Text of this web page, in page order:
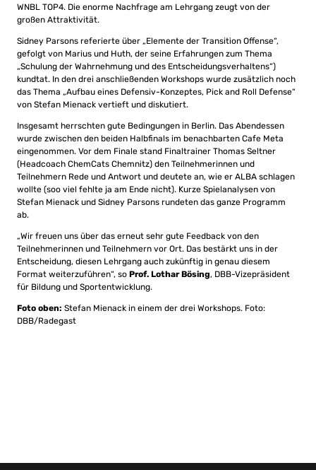
WNBL TOP4. Die enorme Nachfrage am Lehrgang zeugt von der
großen Attraktivität.
Sidney Parsons referierte über „Elemente der Transition Offense“,
gefolgt von Marius und Huth, der seine Erfahrungen zum Thema
„Schulung der Wahrnehmung und des Entscheidungsverhaltens“)
kundtat. In den drei anschließenden Workshops wurde zusätzlich noch
das Thema „Aufbau eines Defensiv-Konzeptes, Pick and Roll Defense“
von Stefan Mienack vertieft und diskutiert.
Insgesamt herrschten gute Bedingungen in Berlin. Das Abendessen
wurde zwischen den beiden Halbfinals im benachbarten Cafe Meta
eingenommen. Vor dem Finale stand Finaltrainer Thomas Seltner
(Headcoach ChemCats Chemnitz) den Teilnehmerinnen und
Teilnehmern Rede und Antwort und deutete an, wie er ALBA schlagen
wollte (soo viel fehlte ja am Ende nicht). Kurze Spielanalysen von
Stefan Mienack und Sidney Parsons rundeten das ganze Programm
ab.
„Wir freuen uns über das erneut sehr gute Feedback von den
Teilnehmerinnen und Teilnehmern vor Ort. Das bestärkt uns in der
Entscheidung, diesen Lehrgang auch zukünftig in genau diesem
Format weiterzuführen“, so Prof. Lothar Bösing, DBB-Vizepräsident
für Bildung und Sportentwicklung.
Foto oben: Stefan Mienack in einem der drei Workshops. Foto:
DBB/Radegast